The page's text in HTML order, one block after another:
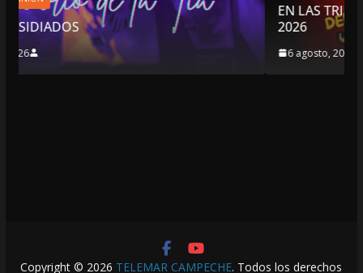
EN LAS TRIPAS DEL JAGUAR: 06 DE AGOSTO DE
2026
6 agosto, 2026
Copyright © 2026 TELEMAR CAMPECHE. Todos los derechos